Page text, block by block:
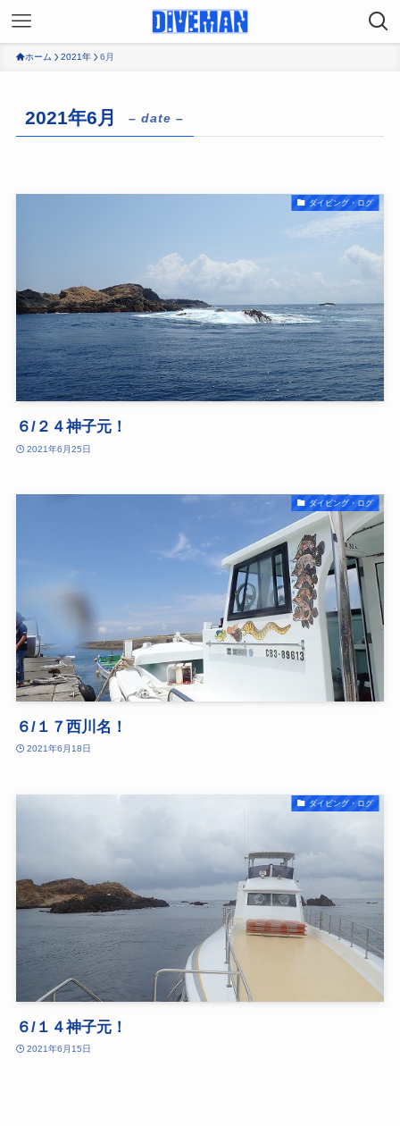
ホーム 2021年 6月
2021年6月 – date –
ダイビング・ログ
６/２４神子元！
2021年6月25日
ダイビング・ログ
６/１７西川名！
2021年6月18日
ダイビング・ログ
６/１４神子元！
2021年6月15日